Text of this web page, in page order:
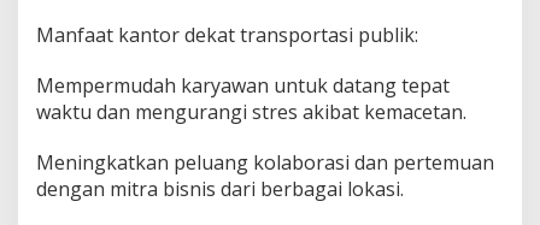
l
s
Manfaat kantor dekat transportasi publik:
Mempermudah karyawan untuk datang tepat
waktu dan mengurangi stres akibat kemacetan.
Meningkatkan peluang kolaborasi dan pertemuan
dengan mitra bisnis dari berbagai lokasi.